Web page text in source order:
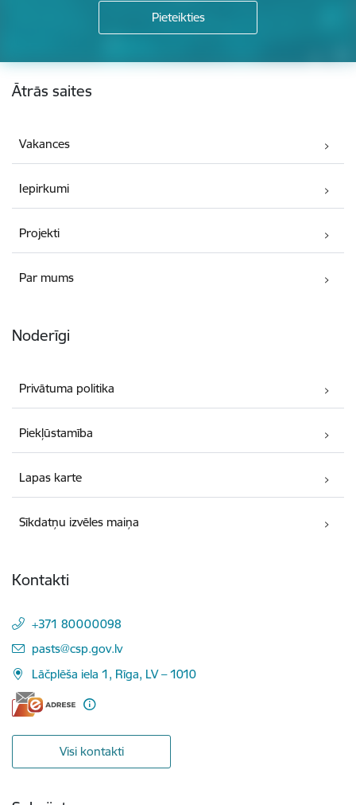
Kājene
Ātrās saites
Vakances
Iepirkumi
Projekti
Par mums
Noderīgi
Privātuma politika
Piekļūstamība
Lapas karte
Sīkdatņu izvēles maiņa
Kontakti
+371 80000098
E-pasts:
pasts@csp.gov.lv
Lāčplēša iela 1, Rīga, LV – 1010
Visi kontakti